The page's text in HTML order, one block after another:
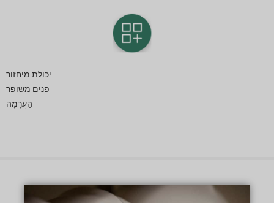
יכולת מיחזור
פנים משופר
הַעֲרָמָה